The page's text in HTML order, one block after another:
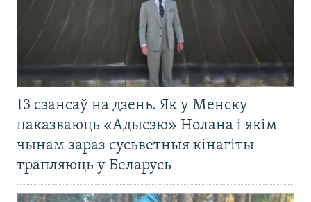
13 сэансаў на дзень. Як у Менску
паказваюць «Адысэю» Нолана і якім
чынам зараз сусьветныя кінагіты
трапляюць у Беларусь